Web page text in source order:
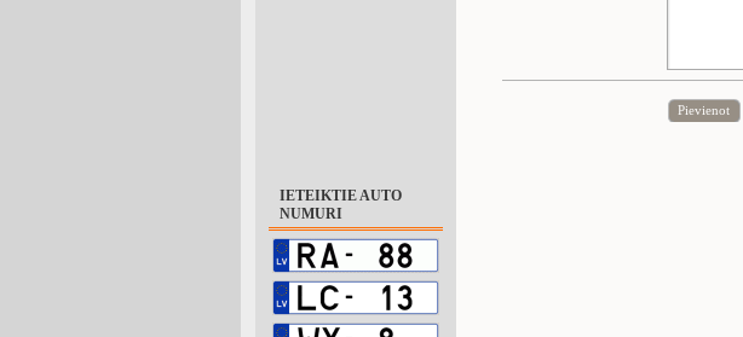
IETEIKTIE AUTO
NUMURI
Pievienot